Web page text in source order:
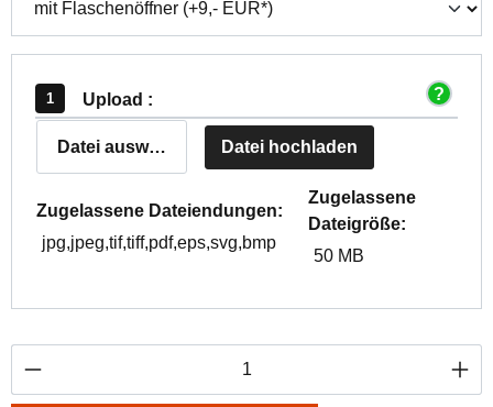
Upload :
Datei auswählen Datei hochladen
Zugelassene Dateiendungen:
jpg,jpeg,tif,tiff,pdf,eps,svg,bmp
Zugelassene
Dateigröße:
50 MB
Produkt Anzahl: Gib den gewünschten